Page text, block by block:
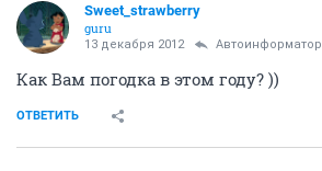
Sweet_strawberry
guru
13 декабря 2012 Автоинформатор
Как Вам погодка в этом году? ))
ОТВЕТИТЬ